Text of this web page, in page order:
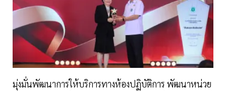
มุ่งมั่นพัฒนาการให้บริการทางห้องปฏิบัติการ พัฒนาหน่วย